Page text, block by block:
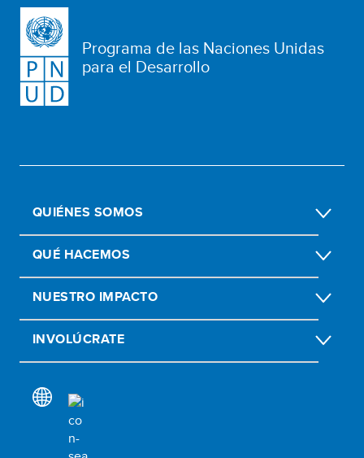
Programa de las Naciones Unidas
para el Desarrollo
QUIÉNES SOMOS
QUÉ HACEMOS
NUESTRO IMPACTO
INVOLÚCRATE